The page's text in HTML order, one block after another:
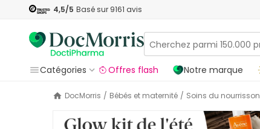
4,5/5 Basé sur 9161 avis
Catégories
Offres flash Notre marque
DocMorris / Bébés et maternité / Soins du nourrisson